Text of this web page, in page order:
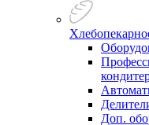
Доп.